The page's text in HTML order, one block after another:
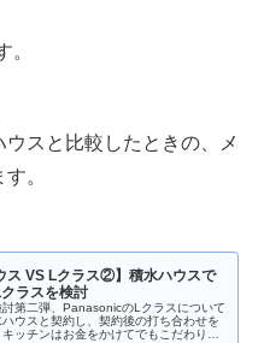
。
スと比較したときの、メ
。
ス VS Lクラス②】積水ハウスで
ラスを検討
第二弾、PanasonicのLクラスについて
ウスと契約し、契約後の打ち合わせを
ッチンはお金をかけてでもこだわりた